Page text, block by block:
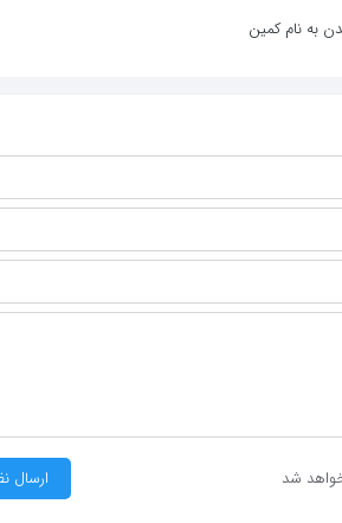
به نام کمین
شد